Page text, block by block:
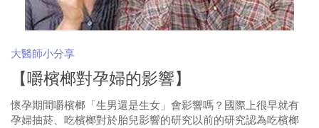
大醫師小分享
【嚼檳榔對孕婦的影響】
懷孕期間嚼檳榔「生男還是生女」會影響嗎？國際上很早就有
孕婦抽菸、吃檳榔對於胎兒影響的研究以前的研究認為吃檳榔